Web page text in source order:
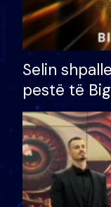
Selin
pestë të
çmimin e